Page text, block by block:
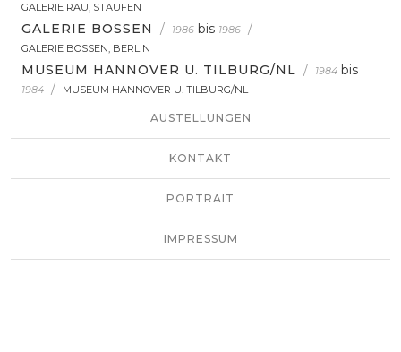
GALERIE RAU, STAUFEN
GALERIE BOSSEN / 1986 bis 1986 /
GALERIE BOSSEN, BERLIN
MUSEUM HANNOVER U. TILBURG/NL / 1984 bis
1984 / MUSEUM HANNOVER U. TILBURG/NL
AUSTELLUNGEN
KONTAKT
PORTRAIT
IMPRESSUM